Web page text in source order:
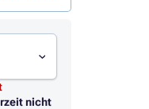
nicht